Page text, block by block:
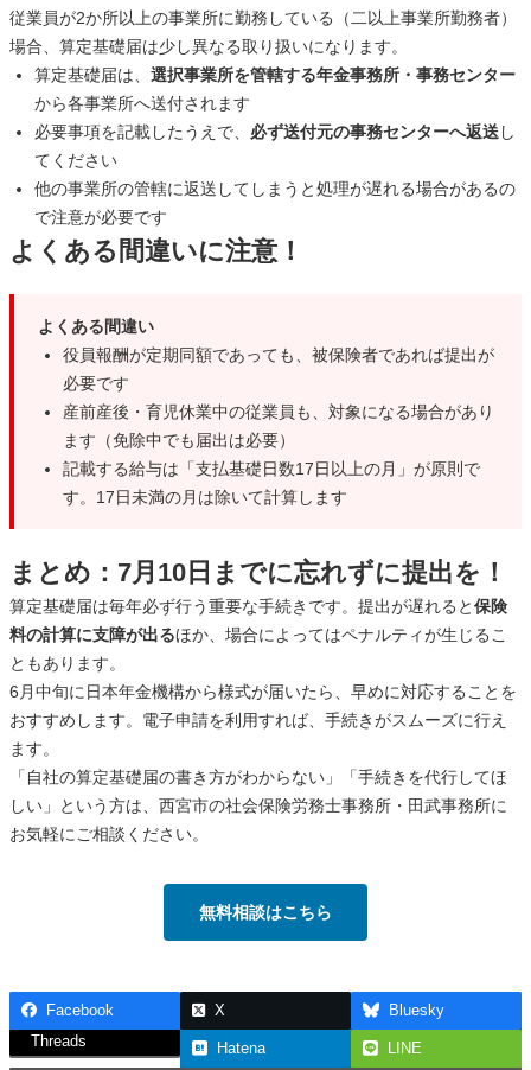
従業員が2か所以上の事業所に勤務している（二以上事業所勤務者）
場合、算定基礎届は少し異なる取り扱いになります。
算定基礎届は、選択事業所を管轄する年金事務所・事務センター
から各事業所へ送付されます
必要事項を記載したうえで、 必ず送付元の事務センターへ返送し
てください
他の事業所の管轄に返送してしまうと処理が遅れる場合があるの
で注意が必要です
よくある間違いに注意！
よくある間違い
役員報酬が定期同額であっても、被保険者であれば提出が
必要です
産前産後・育児休業中の従業員も、対象になる場合があり
ます（免除中でも届出は必要）
記載する給与は「支払基礎日数17日以上の月」が原則で
す。17日未満の月は除いて計算します
まとめ：7月10日までに忘れずに提出を！
算定基礎届は毎年必ず行う重要な手続きです。提出が遅れると保険
料の計算に支障が出るほか、場合によってはペナルティが生じるこ
ともあります。
6月中旬に日本年金機構から様式が届いたら、早めに対応することを
おすすめします。電子申請を利用すれば、手続きがスムーズに行え
ます。
「自社の算定基礎届の書き方がわからない」「手続きを代行してほ
しい」という方は、西宮市の社会保険労務士事務所・田武事務所に
お気軽にご相談ください。
無料相談はこちら
Facebook X
Bluesky
Threads
Hatena
LINE